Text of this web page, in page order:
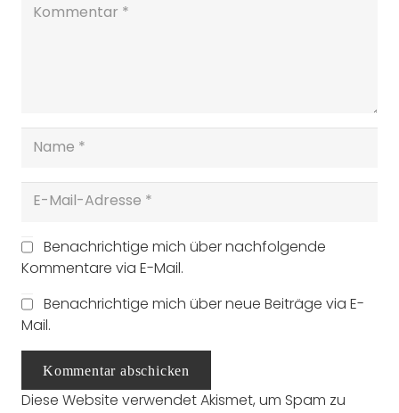
Benachrichtige mich über nachfolgende
Kommentare via E-Mail.
Benachrichtige mich über neue Beiträge via E-
Mail.
Kommentar abschicken
Diese Website verwendet Akismet, um Spam zu